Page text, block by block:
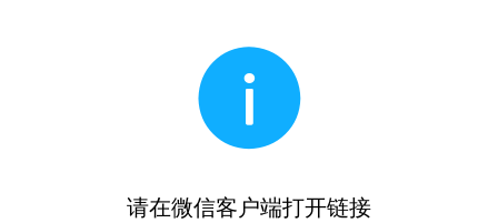
请在微信客户端打开链接